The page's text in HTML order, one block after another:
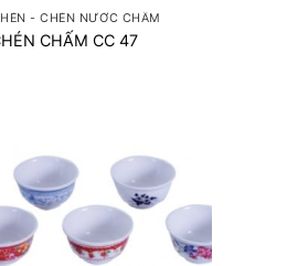
- CHÉN NƯỚC CHẤM
CHẤM CC 47